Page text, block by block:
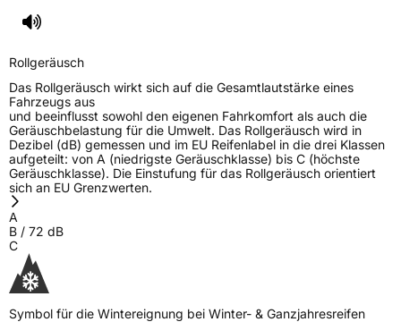
Rollgeräusch
Das Rollgeräusch wirkt sich auf die Gesamtlautstärke eines
Fahrzeugs aus
und beeinflusst sowohl den eigenen Fahrkomfort als auch die
Geräuschbelastung für die Umwelt. Das Rollgeräusch wird in
Dezibel (dB) gemessen und im EU Reifenlabel in die drei Klassen
aufgeteilt: von A (niedrigste Geräuschklasse) bis C (höchste
Geräuschklasse). Die Einstufung für das Rollgeräusch orientiert
sich an EU Grenzwerten.
A
B / 72 dB
C
Symbol für die Wintereignung bei Winter- & Ganzjahresreifen